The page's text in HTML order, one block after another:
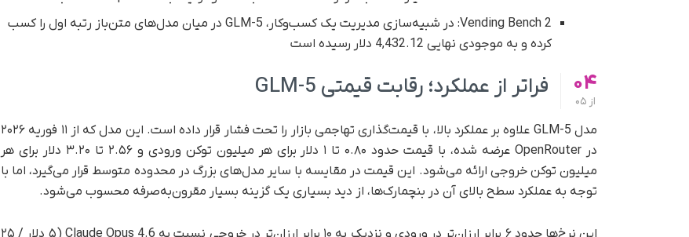
Vending Bench 2: در شبیه‌سازی مدیریت یک کسب‌وکار، GLM-5 در میان مدل‌های متن‌باز رتبه اول را کسب
کرده و به موجودی نهایی 4,432.12 دلار رسیده است
04
از
فراتر از عملکرد؛ رقابت قیمتی GLM-5
مدل GLM-5 علاوه بر عملکرد بالا، با قیمت‌گذاری تهاجمی بازار را تحت فشار قرار داده است. این مدل که از ۱۱ فوریه ۲۰۲۶
در OpenRouter عرضه شده، با قیمت حدود ۰.۸۰ تا ۱ دلار برای هر میلیون توکن ورودی و ۲.۵۶ تا ۳.۲۰ دلار برای هر
میلیون توکن خروجی ارائه می‌شود. این قیمت در مقایسه با سایر مدل‌های بزرگ در محدوده متوسط قرار می‌گیرد، اما با
توجه به عملکرد سطح بالای آن در بنچمارک‌ها، از دید بسیاری یک گزینه بسیار مقرون‌به‌صرفه محسوب می‌شود.
این نرخ‌ها حدود ۶ برابر ارزان‌تر در ورودی و نزدیک به ۱۰ برابر ارزان‌تر در خروجی نسبت به Claude Opus 4.6 (۵ دلار / ۲۵